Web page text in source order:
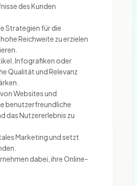
des Kunden
Strategien für die
Reichweite zu erzielen
Infografiken oder
Qualität und Relevanz
Websites und
benutzerfreundliche
das Nutzererlebnis zu
Marketing und setzt
dabei, ihre Online-